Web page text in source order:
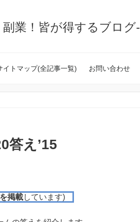
業！皆が得するブログ-
イトマップ(全記事一覧) お問い合わせ
答え’15
掲載しています)